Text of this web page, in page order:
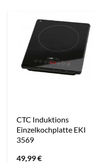
CTC Induktions
Einzelkochplatte EKI
3569
49,99€